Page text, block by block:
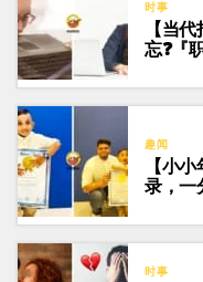
时事
【当
忘❓『
趣闻
【小
录，一
时事